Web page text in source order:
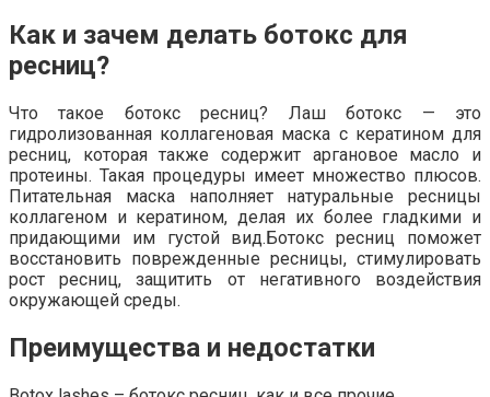
Как и зачем делать ботокс для
ресниц?
Что такое ботокс ресниц? Лаш ботокс — это
гидролизованная коллагеновая маска с кератином для
ресниц, которая также содержит аргановое масло и
протеины. Такая процедуры имеет множество плюсов.
Питательная маска наполняет натуральные ресницы
коллагеном и кератином, делая их более гладкими и
придающими им густой вид.Ботокс ресниц поможет
восстановить поврежденные ресницы, стимулировать
рост ресниц, защитить от негативного воздействия
окружающей среды.
Преимущества и недостатки